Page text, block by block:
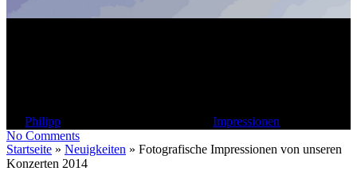
Philipp
Impressionen
No Comments
Startseite » Neuigkeiten » Fotografische Impressionen von unseren
Konzerten 2014